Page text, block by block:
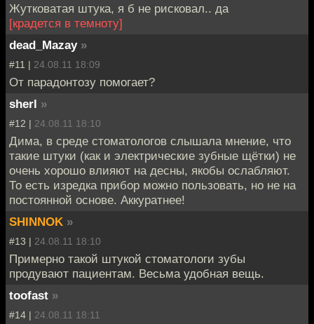
Жутковатая штука, я б не рисковал.. да
[крадется в темноту]
dead_Mazay »
#11 | 24.08.11 18:09
От парадонтозу помогает?
sherl »
#12 | 24.08.11 18:10
Дима, в среде стоматологов слышала мнение, что
такие штуки (как и электрические зубные щётки) не
очень хорошо влияют на десны, якобы ослабляют.
То есть изредка прибор можно пользовать, но не на
постоянной основе. Аккуратнее!
SHINNOK »
#13 | 24.08.11 18:10
Примерно такой штукой стоматологи зубы
продувают пациентам. Весьма удобная вещь.
toofast »
#14 | 24.08.11 18:11